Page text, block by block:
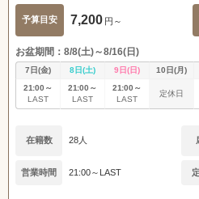
予算目安 7,200 円～
お盆期間：8/8(土)～8/16(日)
7日(金) 8日(土) 9日(日) 10日(月)
21:00～
LAST
21:00～
LAST
21:00～
LAST
定休日
在籍数 28人
営業時間 21:00～LAST